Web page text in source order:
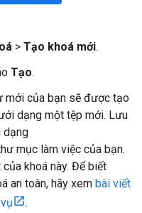
> Tạo khoá mới.
Tạo.
mới của bạn sẽ được tạo
dạng một tệp mới. Lưu
dạng
mục làm việc của bạn.
khoá này. Để biết
an toàn, hãy xem bài viết
.